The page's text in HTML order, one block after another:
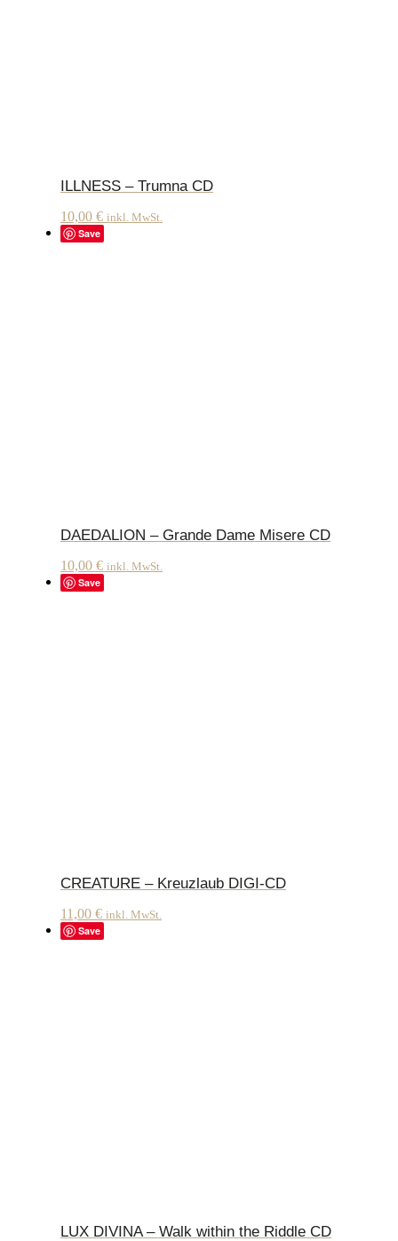
ILLNESS – Trumna CD
10,00 € inkl. MwSt.
Save
DAEDALION – Grande Dame Misere CD
10,00 € inkl. MwSt.
Save
CREATURE – Kreuzlaub DIGI-CD
11,00 € inkl. MwSt.
Save
LUX DIVINA – Walk within the Riddle CD